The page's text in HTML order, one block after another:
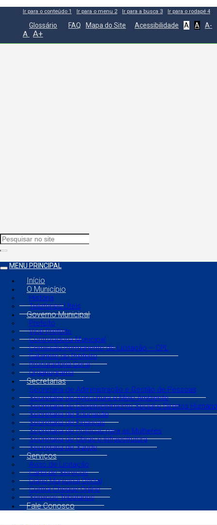
Ir para o conteúdo 1 Ir para o menu 2 Ir para a busca 3 Ir para o rodapé 4
Glossário FAQ Mapa do Site Acessibilidade A A A-
A A+
MENU PRINCIPAL
Início
O Município
História
Telefones Úteis
Governo Municipal
Prefeito
Vice Prefeito
Controladoria Municipal
Comissão Permanente de Licitação – CPL
Gabinete do Prefeito
Procuradoria Geral
Organograma
Secretarias
Secretaria de Administração e Gestão de Pessoas
Secretaria de Agricultura e Meio Ambiente
Secretaria de Desenvolvimento Social e Direitos
Secretaria de Educação
Secretaria de Finanças
Secretaria de Políticas para as Mulheres
Secretaria de Obras e Infraestrutura
Secretaria de Saúde
Serviços
Aviso de Licitação
Carta de Serviços
Diário Municipal Oficial
Contra Cheque Online
Serviços Tributários
Fale Conosco